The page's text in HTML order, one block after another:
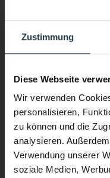
Zustimmung
Diese Webseite
Wir verwenden
personalisieren,
zu können und die
analysieren.
Verwendung unserer
soziale Medien,
Zusätzliche